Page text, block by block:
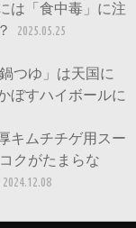
は「食中毒」に注
2025.05.25
つゆ」は天国に
ぼすハイボールに
キムチチゲ用スー
クがたまらな
2024.12.08